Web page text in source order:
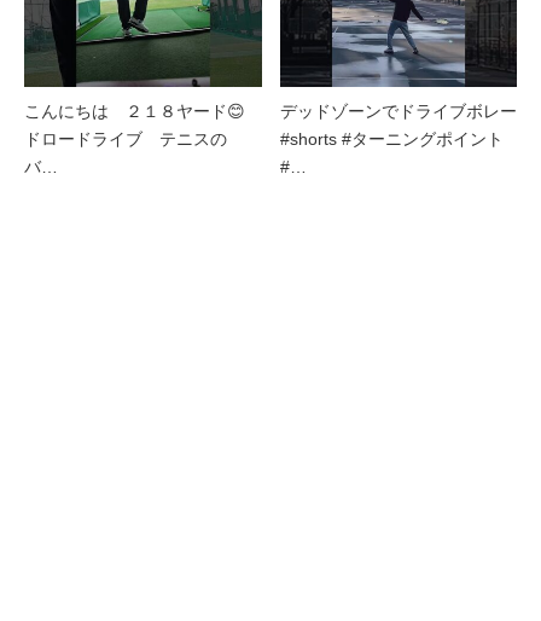
こんにちは ２１８ヤード😊
ドロードライブ テニスの
バ…
デッドゾーンでドライブボレー
#shorts #ターニングポイント
#…